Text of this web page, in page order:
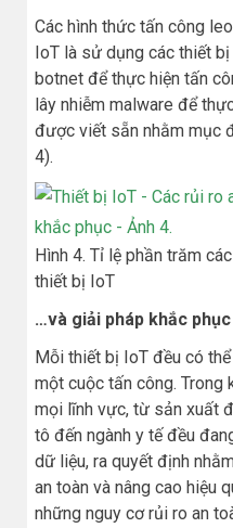
Các hình thức tấn công
IoT là sử dụng các thiết
botnet để thực hiện tấn
lây nhiễm malware để
được viết sẵn nhằm mục
4).
Hình 4. Tỉ lệ phần trăm
thiết bị IoT
…và giải pháp khắc phục
Mỗi thiết bị IoT đều có
một cuộc tấn công. Trong
mọi lĩnh vực, từ sản xuất
tô đến ngành y tế đều
dữ liệu, ra quyết định
an toàn và nâng cao hiệu
những nguy cơ rủi ro an